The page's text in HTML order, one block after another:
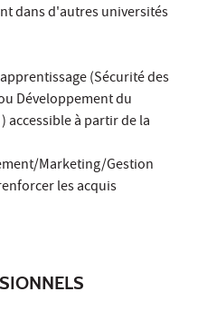
dans d'autres universités
(Sécurité des
Développement du
accessible à partir de la
Marketing/Gestion
les acquis